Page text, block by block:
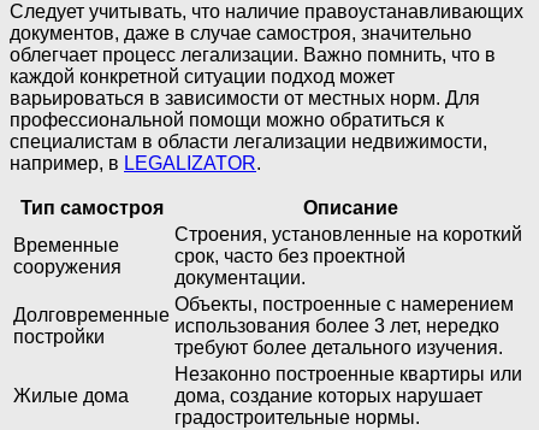
Следует учитывать, что наличие правоустанавливающих
документов, даже в случае самостроя, значительно
облегчает процесс легализации. Важно помнить, что в
каждой конкретной ситуации подход может
варьироваться в зависимости от местных норм. Для
профессиональной помощи можно обратиться к
специалистам в области легализации недвижимости,
например, в LEGALIZATOR.
Тип самостроя
Описание
Временные
сооружения
Строения, установленные на короткий
срок, часто без проектной
документации.
Долговременные
постройки
Объекты, построенные с намерением
использования более 3 лет, нередко
требуют более детального изучения.
Жилые дома
Незаконно построенные квартиры или
дома, создание которых нарушает
градостроительные нормы.